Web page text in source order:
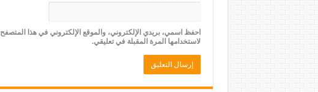
احفظ اسمي، بريدي الإلكتروني، والموقع الإلكتروني في هذا المتصفح
لاستخدامها المرة المقبلة في تعليقي.